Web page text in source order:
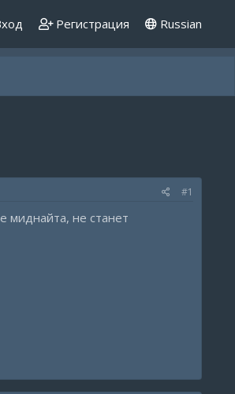
Регистрация Russian
#1
миднайта, не станет